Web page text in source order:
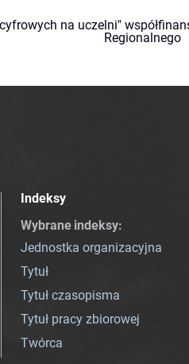
na uczelni"
Regionalnego
Indeksy
Wybrane indeksy:
Jednostka organizacyjna
Tytuł
Tytuł czasopisma
Tytuł pracy zbiorowej
Twórca